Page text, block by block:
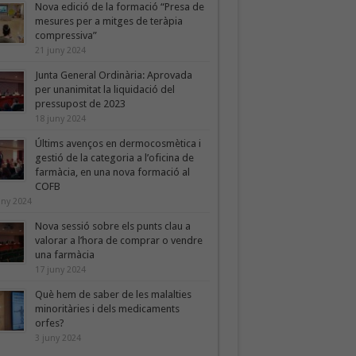
Nova edició de la formació “Presa de
mesures per a mitges de teràpia
compressiva”
21 juny 2024
Junta General Ordinària: Aprovada
per unanimitat la liquidació del
pressupost de 2023
18 juny 2024
Últims avenços en dermocosmètica i
gestió de la categoria a l’oficina de
farmàcia, en una nova formació al
COFB
2024
Nova sessió sobre els punts clau a
valorar a l’hora de comprar o vendre
una farmàcia
17 juny 2024
Què hem de saber de les malalties
minoritàries i dels medicaments
orfes?
3 juny 2024